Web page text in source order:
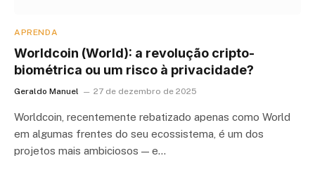
APRENDA
Worldcoin (World): a revolução cripto-
biométrica ou um risco à privacidade?
Geraldo Manuel 27 de dezembro de 2025
Worldcoin, recentemente rebatizado apenas como World
em algumas frentes do seu ecossistema, é um dos
projetos mais ambiciosos — e…